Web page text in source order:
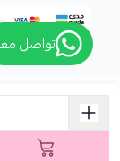
تواصل